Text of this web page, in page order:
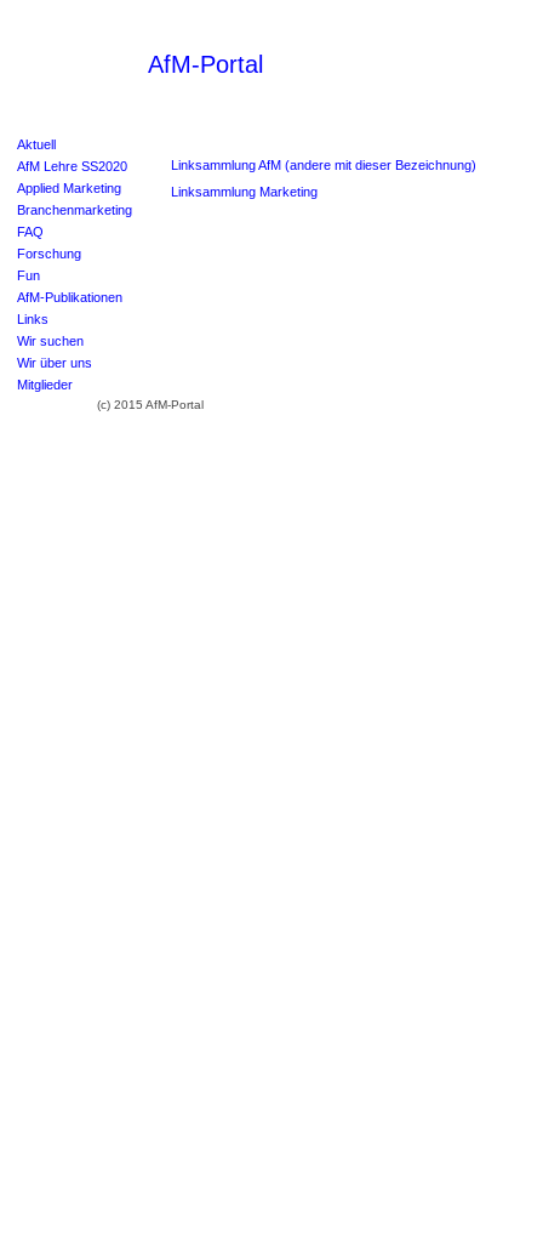
AfM-Portal
Aktuell
AfM Lehre SS2020
Applied Marketing
Branchenmarketing
FAQ
Forschung
Fun
AfM-Publikationen
Links
Wir suchen
Wir über uns
Mitglieder
Linksammlung AfM (andere mit dieser Bezeichnung)
Linksammlung Marketing
(c) 2015 AfM-Portal